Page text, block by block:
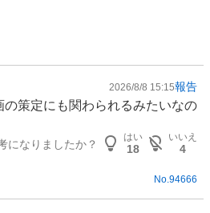
2026/8/8 15:15報告
策定にも関わられるみたいなの
になりましたか？
はい
18
いいえ
4
No.94666